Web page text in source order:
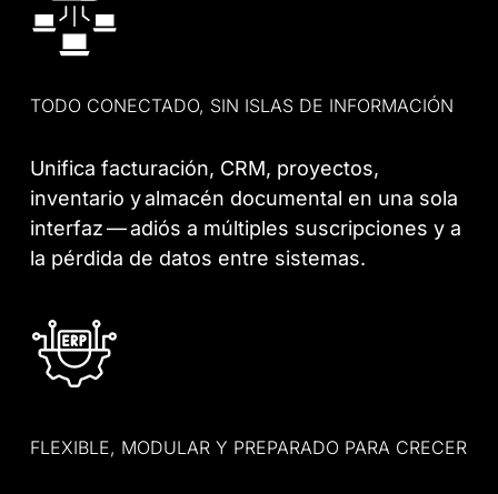
TODO CONECTADO, SIN ISLAS DE INFORMACIÓN
Unifica facturación, CRM, proyectos,
inventario y almacén documental en una sola
interfaz — adiós a múltiples suscripciones y a
la pérdida de datos entre sistemas.
FLEXIBLE, MODULAR Y PREPARADO PARA CRECER